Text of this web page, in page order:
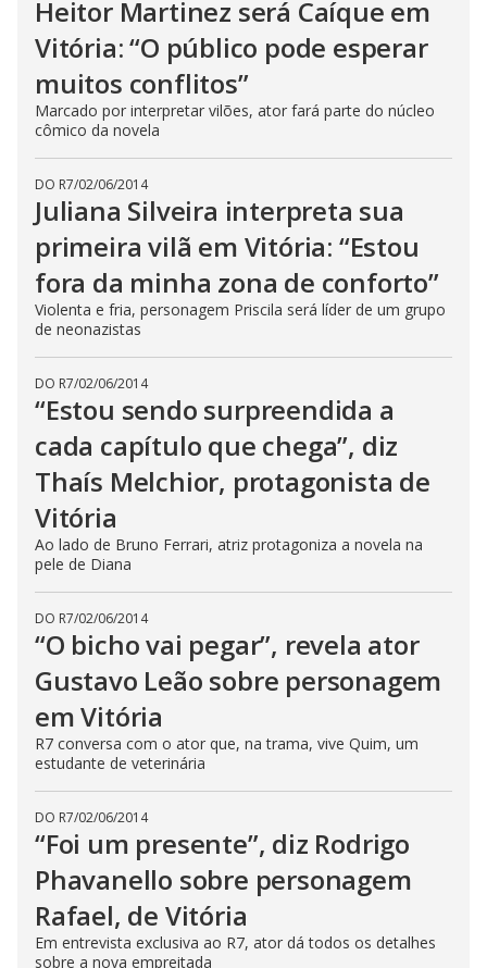
Heitor Martinez será Caíque em
Vitória: “O público pode esperar
muitos conflitos”
Marcado por interpretar vilões, ator fará parte do núcleo
cômico da novela
DO R7/02/06/2014
Juliana Silveira interpreta sua
primeira vilã em Vitória: “Estou
fora da minha zona de conforto”
Violenta e fria, personagem Priscila será líder de um grupo
de neonazistas
DO R7/02/06/2014
“Estou sendo surpreendida a
cada capítulo que chega”, diz
Thaís Melchior, protagonista de
Vitória
Ao lado de Bruno Ferrari, atriz protagoniza a novela na
pele de Diana
DO R7/02/06/2014
“O bicho vai pegar”, revela ator
Gustavo Leão sobre personagem
em Vitória
R7 conversa com o ator que, na trama, vive Quim, um
estudante de veterinária
DO R7/02/06/2014
“Foi um presente”, diz Rodrigo
Phavanello sobre personagem
Rafael, de Vitória
Em entrevista exclusiva ao R7, ator dá todos os detalhes
sobre a nova empreitada